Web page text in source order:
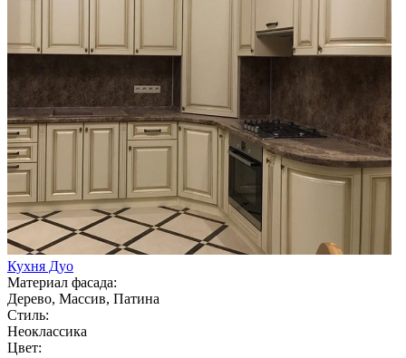
Кухня Дуо
Материал фасада:
Дерево, Массив, Патина
Стиль:
Неоклассика
Цвет: